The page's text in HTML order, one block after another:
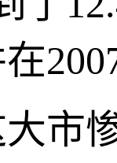
市